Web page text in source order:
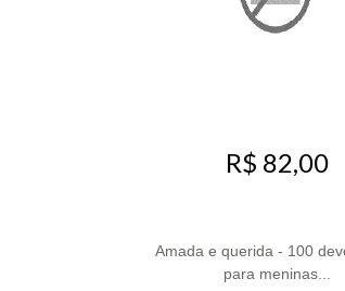
R$ 82,00
Amada e querida - 100
para meninas...